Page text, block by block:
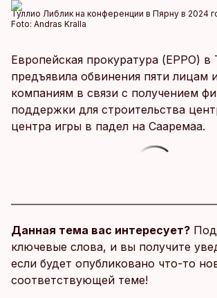
Туллио Либлик на конференции в Пярну в 2024
Foto: Andras Kralla
Европейская прокуратура (EPPO) в
предъявила обвинения пяти лицам
компаниям в связи с получением
поддержки для строительства
центра игры в падел на Сааремаа.
Данная тема вас интересует?
ключевые слова, и вы получите
если будет опубликовано что-то
соответствующей теме!